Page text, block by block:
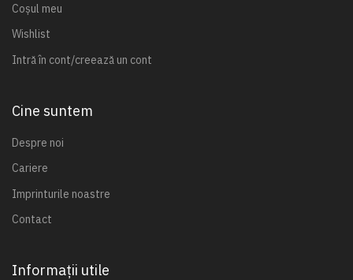
Coșul meu
Wishlist
Intră în cont/creează un cont
Cine suntem
Despre noi
Cariere
Imprinturile noastre
Contact
Informații utile